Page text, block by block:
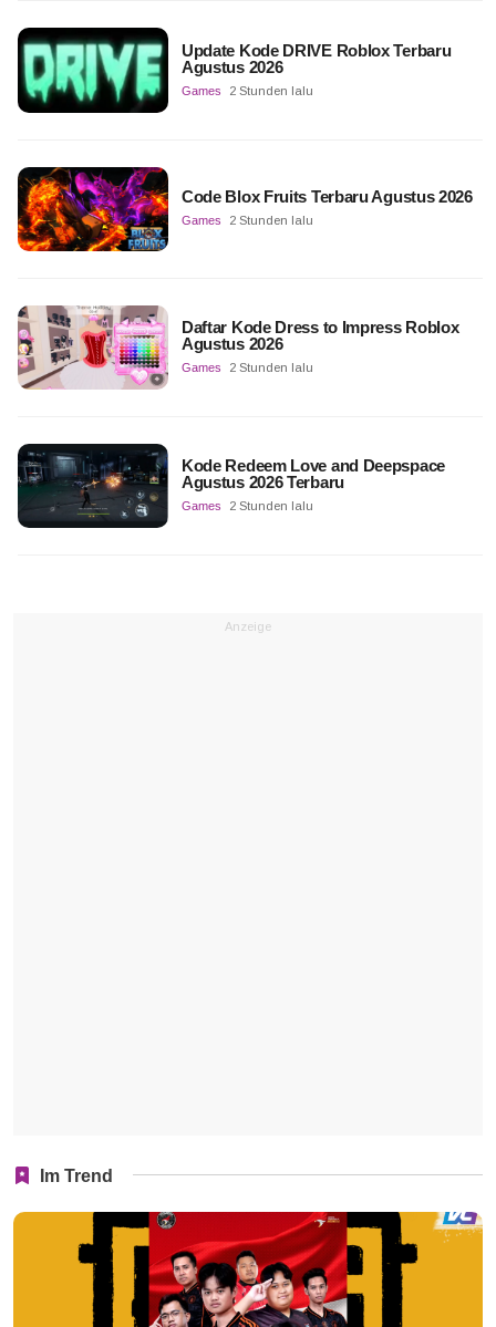
Update Kode DRIVE Roblox Terbaru
Agustus 2026
Games 2 Stunden lalu
Code Blox Fruits Terbaru Agustus 2026
Games 2 Stunden lalu
Daftar Kode Dress to Impress Roblox
Agustus 2026
Games 2 Stunden lalu
Kode Redeem Love and Deepspace
Agustus 2026 Terbaru
Games 2 Stunden lalu
Anzeige
Im Trend